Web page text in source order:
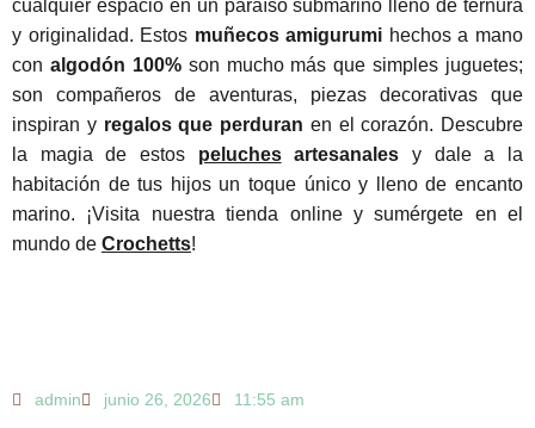
cualquier espacio en un paraíso submarino lleno de ternura
y originalidad. Estos muñecos amigurumi hechos a mano
con algodón 100%son mucho más que simples juguetes;
son compañeros de aventuras, piezas decorativas que
inspiran y regalos que perduran en el corazón. Descubre
la magia de estos peluchesartesanales y dale a la
habitación de tus hijos un toque único y lleno de encanto
marino. ¡Visita nuestratienda onliney sumérgete en el
mundo de Crochetts!
admin junio 26, 2026 11:55 am